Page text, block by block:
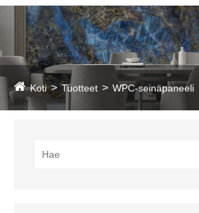
Koti Tuotteet WPC-seinäpaneeli